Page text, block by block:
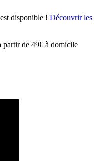
disponible ! Découvrir les
de 49€ à domicile